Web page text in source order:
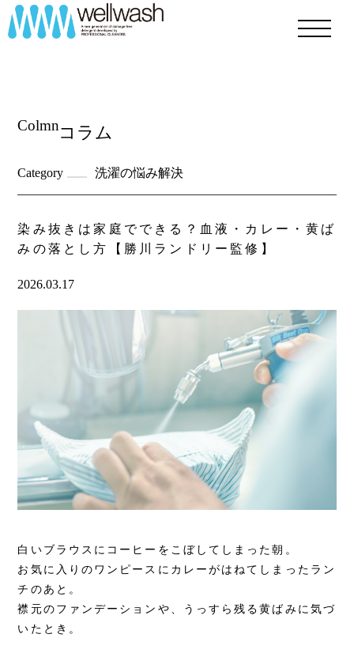
Colmnコラム
Category 洗濯の悩み解決
染み抜きは家庭でできる？血液・カレー・黄ば
みの落とし方【勝川ランドリー監修】
2026.03.17
白いブラウスにコーヒーをこぼしてしまった朝。
お気に入りのワンピースにカレーがはねてしまったラン
チのあと。
襟元のファンデーションや、うっすら残る黄ばみに気づ
いたとき。